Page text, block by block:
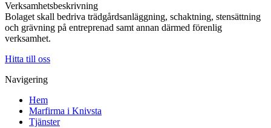
Verksamhetsbeskrivning
Bolaget skall bedriva trädgårdsanläggning, schaktning, stensättning
och grävning på entreprenad samt annan därmed förenlig
verksamhet.
Hitta till oss
Navigering
Hem
Marfirma i Knivsta
Tjänster